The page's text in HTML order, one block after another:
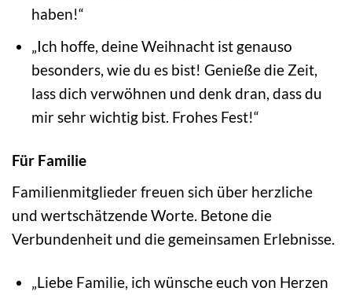
haben!“
„Ich hoffe, deine Weihnacht ist genauso
besonders, wie du es bist! Genieße die Zeit,
lass dich verwöhnen und denk dran, dass du
mir sehr wichtig bist. Frohes Fest!“
Für Familie
Familienmitglieder freuen sich über herzliche
und wertschätzende Worte. Betone die
Verbundenheit und die gemeinsamen Erlebnisse.
„Liebe Familie, ich wünsche euch von Herzen